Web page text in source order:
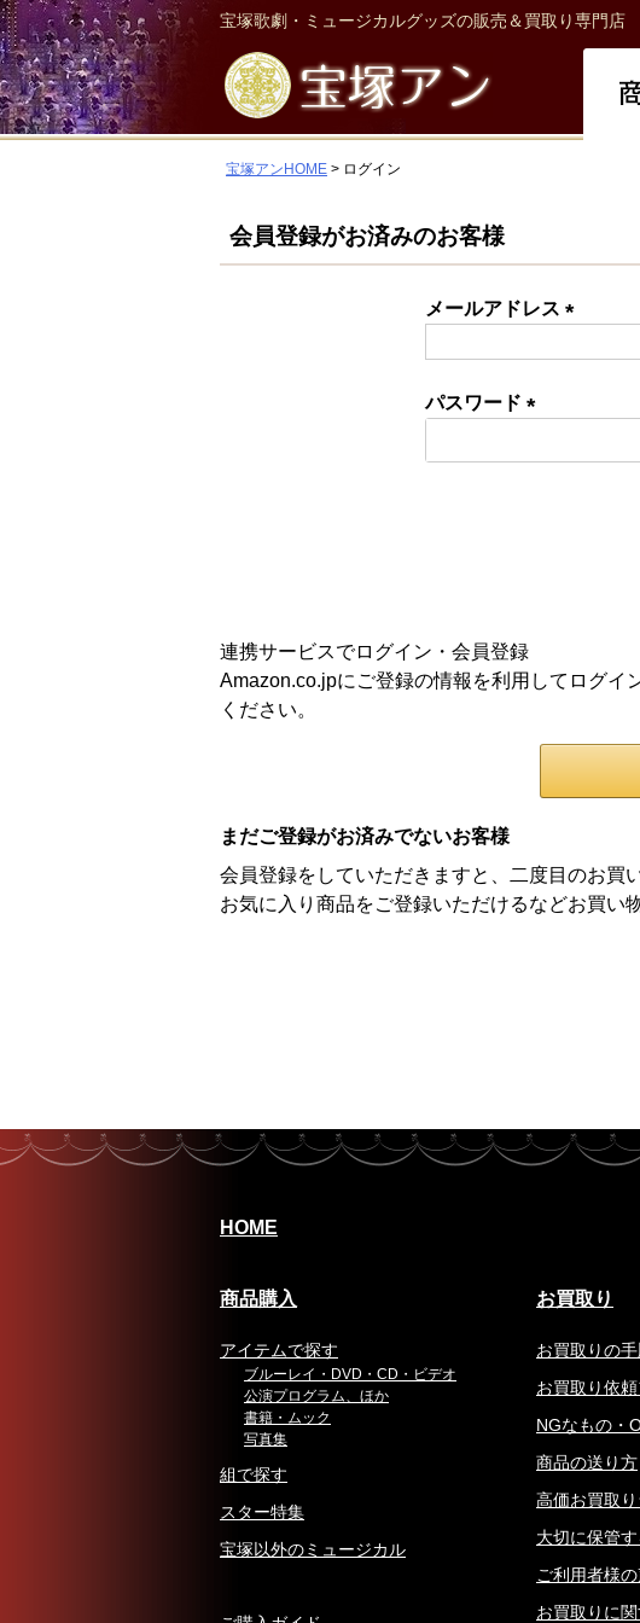
宝塚歌劇・ミュージカルグッズの販売＆買取り専門店
宝塚アンHOME ログイン
会員登録がお済みのお客様
メールアドレス
パスワード
須)
連携サービスでログイン・会員登録
Amazon.co.jpにご登録の情報を利用してログイ
ください。
まだご登録がお済みでないお客様
会員登録をしていただきますと、二度目のお買
お気に入り商品をご登録いただけるなどお買い
HOME
商品購入
アイテムで探す
ブルーレイ・DVD・CD・ビデオ
公演プログラム、ほか
書籍・ムック
写真集
組で探す
スター特集
宝塚以外のミュージカル
お買取り
お買取りの
お買取り依
NGなもの・
商品の送り方
高価お買取
大切に保管
ご利用者様
お買取りに